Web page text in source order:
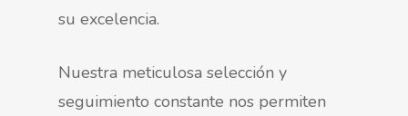
su excelencia.
Nuestra meticulosa selección y
seguimiento constante nos permiten